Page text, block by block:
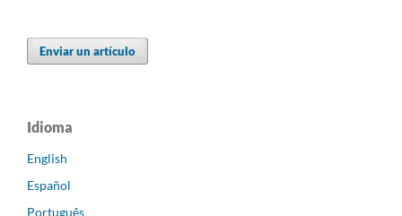
Enviar un artículo
Idioma
English
Español
Português